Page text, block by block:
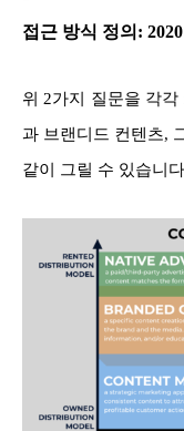
접근 방식 정의:
위 2가지 질문을 각
과 브랜디드 컨텐츠,
같이 그릴 수 있습니